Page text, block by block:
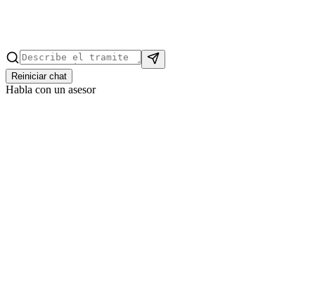
Reiniciar chat
Habla con un asesor